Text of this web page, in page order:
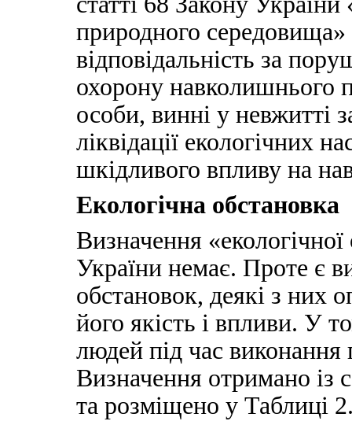
природного
відповідальність за
охорону навколишнього
особи, винні у невжитті
ліквідації екологічних
шкідливого впливу на
Екологічна обстановка
Визначення
України немає. Проте є
обстановок, деякі з них
його якість і впливи. У
людей під час виконання
Визначення отримано із
та розміщено у Таблиці